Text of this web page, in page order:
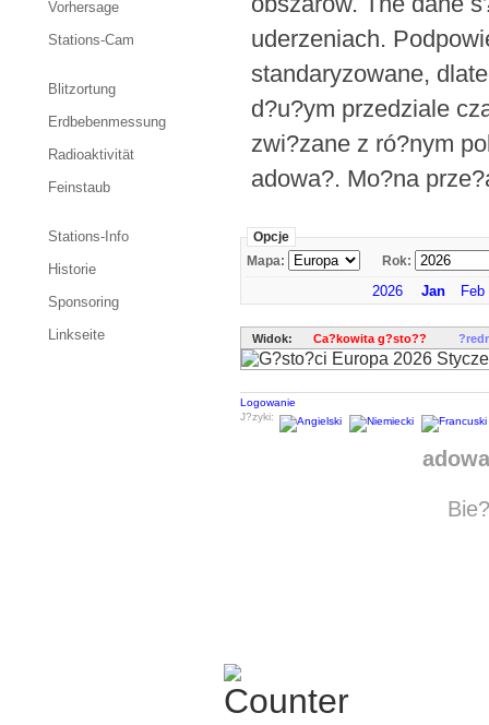
uderzeniach.
standaryzowane,
d?u?ym przedziale
zwi?zane z ró?nym
adowa?. Mo?na
Opcje
Mapa:
Rok:
2026 Jan Feb
Widok: Ca?kowita g?sto??
Logowanie
J?zyki:
Vorhersage
Stations-Cam
Blitzortung
Erdbebenmessung
Radioaktivität
Feinstaub
Stations-Info
Historie
Sponsoring
Linkseite